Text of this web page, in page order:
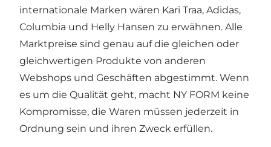
internationale Marken wären Kari Traa, Adidas,
Columbia und Helly Hansen zu erwähnen. Alle
Marktpreise sind genau auf die gleichen oder
gleichwertigen Produkte von anderen
Webshops und Geschäften abgestimmt. Wenn
es um die Qualität geht, macht NY FORM keine
Kompromisse, die Waren müssen jederzeit in
Ordnung sein und ihren Zweck erfüllen.